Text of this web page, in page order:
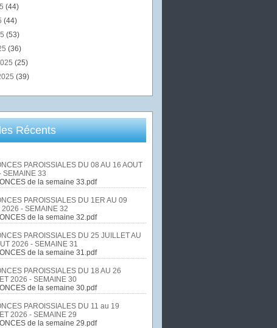
(44)
(44)
(53)
(36)
(25)
(39)
Récents
PAROISSIALES DU 08 AU 16 AOUT
SEMAINE 33
de la semaine 33.pdf
PAROISSIALES DU 1ER AU 09
2026 - SEMAINE 32
de la semaine 32.pdf
PAROISSIALES DU 25 JUILLET AU
2026 - SEMAINE 31
de la semaine 31.pdf
PAROISSIALES DU 18 AU 26
2026 - SEMAINE 30
de la semaine 30.pdf
PAROISSIALES DU 11 au 19
2026 - SEMAINE 29
de la semaine 29.pdf